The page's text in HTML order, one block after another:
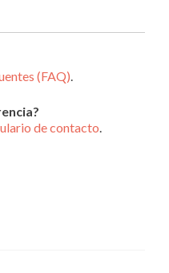
(FAQ)
de contacto